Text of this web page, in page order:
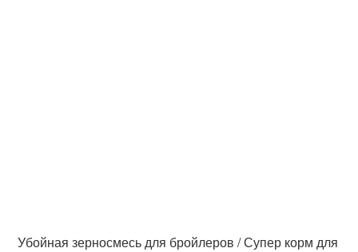
Убойная зерносмесь для бройлеров / Супер корм для